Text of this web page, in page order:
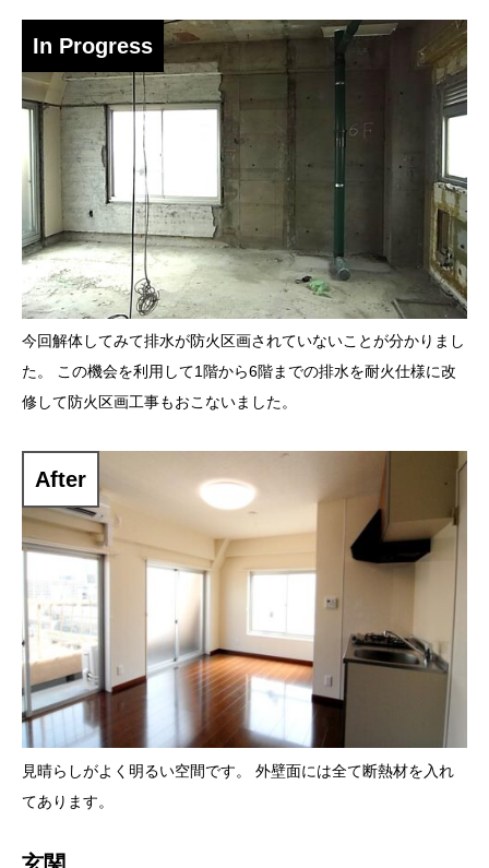
In Progress
今回解体してみて排水が防火区画されていないことが分かりまし
た。 この機会を利用して1階から6階までの排水を耐火仕様に改
修して防火区画工事もおこないました。
After
見晴らしがよく明るい空間です。 外壁面には全て断熱材を入れ
てあります。